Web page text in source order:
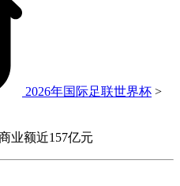
2026年国际足联世界杯 >
业额近157亿元